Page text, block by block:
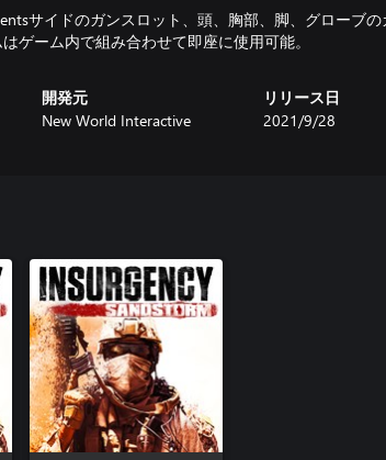
サイドのガンスロット、頭、胸部、脚、グローブの
ゲーム内で組み合わせて即座に使用可能。
開発元
New World Interactive
リリース日
2021/9/28